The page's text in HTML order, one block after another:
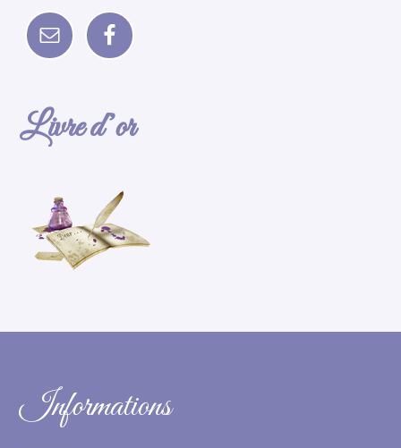
Livre d’or
Informations